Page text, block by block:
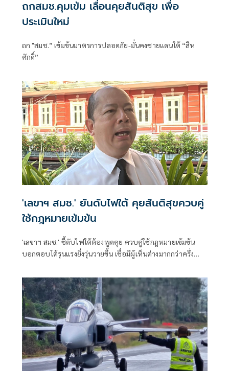
ถกสมช.คุมเข้ม เลื่อนคุยสันติสุข เพื่อ
ประเมินใหม่
ถก "สมช.” เข้มข้นมาตรการปลอดภัย-มั่นคงชายแดนใต้ “สีห
ศักดิ์”
'เลขาฯ สมช.' ยันดับไฟใต้ คุยสันติสุขควบคู่
ใช้กฎหมายเข้มข้น
'เลขาฯ สมช.' ชี้ดับไฟใต้ต้องพูดคุย ควบคู่ใช้กฎหมายเข้มข้น
บอกตอบโต้รุนแรงยิ่งวุ่นวายขึ้น เชื่อมีผู้เห็นต่างมากกว่าครึ่ง